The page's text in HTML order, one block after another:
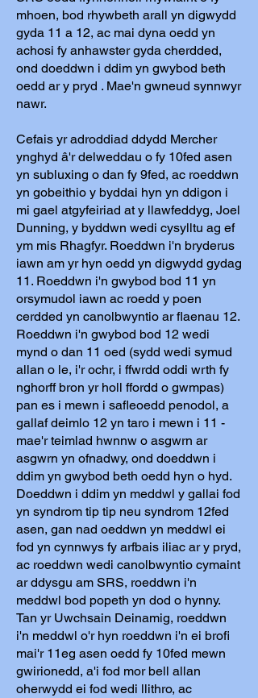
mhoen, bod rhywbeth arall yn digwydd
gyda 11 a 12, ac mai dyna oedd yn
achosi fy anhawster gyda cherdded,
ond doeddwn i ddim yn gwybod beth
oedd ar y pryd . Mae'n gwneud synnwyr
nawr.
Cefais yr adroddiad ddydd Mercher
ynghyd â'r delweddau o fy 10fed asen
yn subluxing o dan fy 9fed, ac roeddwn
yn gobeithio y byddai hyn yn ddigon i
mi gael atgyfeiriad at y llawfeddyg, Joel
Dunning, y byddwn wedi cysylltu ag ef
ym mis Rhagfyr. Roeddwn i'n bryderus
iawn am yr hyn oedd yn digwydd gydag
11. Roeddwn i'n gwybod bod 11 yn
orsymudol iawn ac roedd y poen
cerdded yn canolbwyntio ar flaenau 12.
Roeddwn i'n gwybod bod 12 wedi
mynd o dan 11 oed (sydd wedi symud
allan o le, i'r ochr, i ffwrdd oddi wrth fy
nghorff bron yr holl ffordd o gwmpas)
pan es i mewn i safleoedd penodol, a
gallaf deimlo 12 yn taro i mewn i 11 -
mae'r teimlad hwnnw o asgwrn ar
asgwrn yn ofnadwy, ond doeddwn i
ddim yn gwybod beth oedd hyn o hyd.
Doeddwn i ddim yn meddwl y gallai fod
yn syndrom tip tip neu syndrom 12fed
asen, gan nad oeddwn yn meddwl ei
fod yn cynnwys fy arfbais iliac ar y pryd,
ac roeddwn wedi canolbwyntio cymaint
ar ddysgu am SRS, roeddwn i'n
meddwl bod popeth yn dod o hynny.
Tan yr Uwchsain Deinamig, roeddwn
i'n meddwl o'r hyn roeddwn i'n ei brofi
mai'r 11eg asen oedd fy 10fed mewn
gwirionedd, a'i fod mor bell allan
oherwydd ei fod wedi llithro, ac